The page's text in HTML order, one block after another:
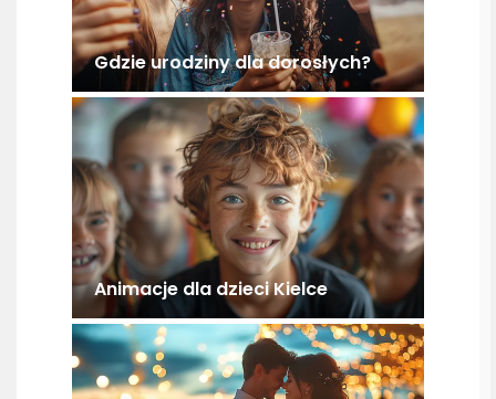
Gdzie urodziny dla dorosłych?
Animacje dla dzieci Kielce